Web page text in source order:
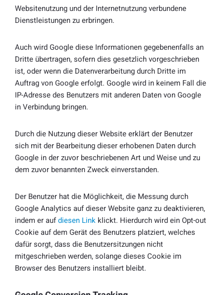
Websitenutzung und der Internetnutzung verbundene
Dienstleistungen zu erbringen.
Auch wird Google diese Informationen gegebenenfalls an
Dritte übertragen, sofern dies gesetzlich vorgeschrieben
ist, oder wenn die Datenverarbeitung durch Dritte im
Auftrag von Google erfolgt. Google wird in keinem Fall die
IP-Adresse des Benutzers mit anderen Daten von Google
in Verbindung bringen.
Durch die Nutzung dieser Website erklärt der Benutzer
sich mit der Bearbeitung dieser erhobenen Daten durch
Google in der zuvor beschriebenen Art und Weise und zu
dem zuvor benannten Zweck einverstanden.
Der Benutzer hat die Möglichkeit, die Messung durch
Google Analytics auf dieser Website ganz zu deaktivieren,
indem er aufdiesen Link klickt. Hierdurch wird ein Opt-out
Cookie auf dem Gerät des Benutzers platziert, welches
dafür sorgt, dass die Benutzersitzungen nicht
mitgeschrieben werden, solange dieses Cookie im
Browser des Benutzers installiert bleibt.